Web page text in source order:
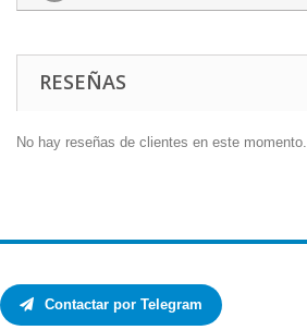
RESEÑAS
No hay reseñas de clientes en este momento.
Contactar por Telegram